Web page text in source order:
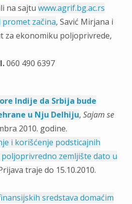
na sajtu www.agrif.bg.ac.rs
promet začina, Savić Mirjana i
za ekonomiku poljoprivrede,
060 490 6397
Indije da Srbija bude
u Nju Delhiju, Sajam se
2010. godine.
i korišćenje podsticajnih
zemljište dato u
traje do 15.10.2010.
sredstava domaćim